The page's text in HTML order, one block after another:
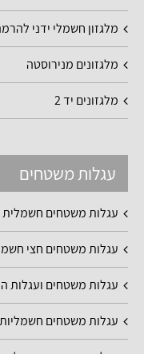
מלגזון חשמלי ידני
מלגזונים מנירוסטה
מלגזונים יד 2
עגלות משטחים
עגלות משטחים חשמלית
עגלות משטחים חצי
עגלות משטחים ועגלות
עגלות משטחים